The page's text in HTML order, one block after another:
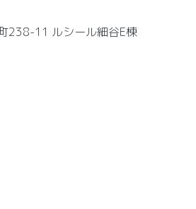
238-11 ルシール細谷E棟